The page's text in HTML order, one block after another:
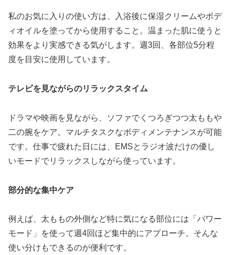
私のお気に入りの使い方は、入浴後に保湿クリームやボデ
ィオイルを塗ってから使用すること。温まった肌に使うと
効果をより実感できる気がします。週3回、各部位5分程
度を目安に使用しています。
テレビを見ながらのリラックスタイム
ドラマや映画を見ながら、ソファでくつろぎつつ太ももや
二の腕をケア。マルチタスクなボディメンテナンスが可能
です。仕事で疲れた日には、EMSとラジオ波だけの優し
いモードでリラックスしながら使っています。
部分的な集中ケア
例えば、太ももの外側など特に気になる部位には「パワー
モード」を使って週4回ほど集中的にアプローチ。そんな
使い分けもできるのが便利です。